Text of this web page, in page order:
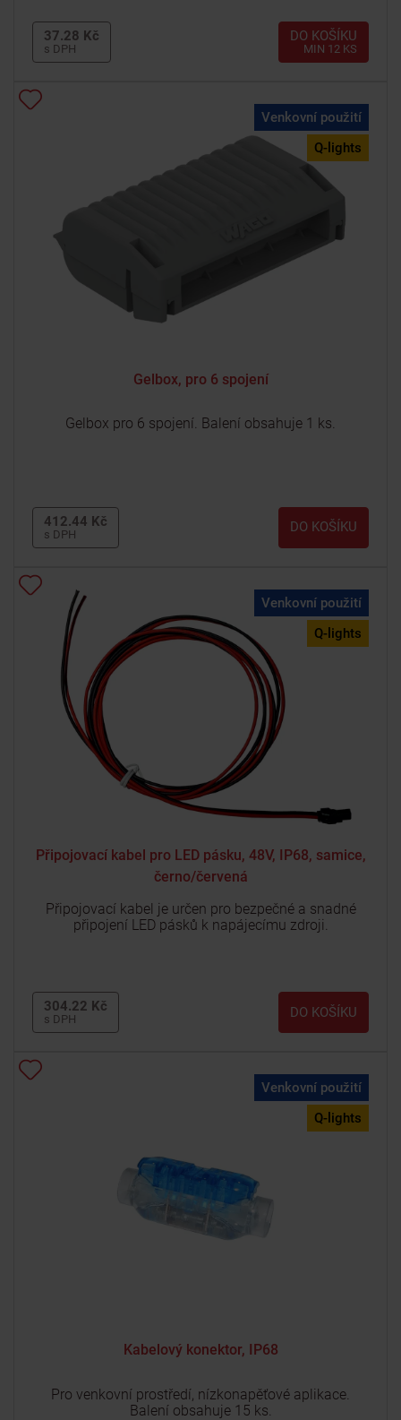
37.28 Kč
s DPH
DO KOŠÍKU
MIN 12 KS
Venkovní použití
Q-lights
Gelbox, pro 6 spojení
Gelbox pro 6 spojení. Balení obsahuje 1 ks.
412.44 Kč
s DPH DO KOŠÍKU
Venkovní použití
Q-lights
Připojovací kabel pro LED pásku, 48V, IP68, samice,
černo/červená
Připojovací kabel je určen pro bezpečné a snadné
připojení LED pásků k napájecímu zdroji.
304.22 Kč
s DPH DO KOŠÍKU
Venkovní použití
Q-lights
Kabelový konektor, IP68
Pro venkovní prostředí, nízkonapěťové aplikace.
Balení obsahuje 15 ks.